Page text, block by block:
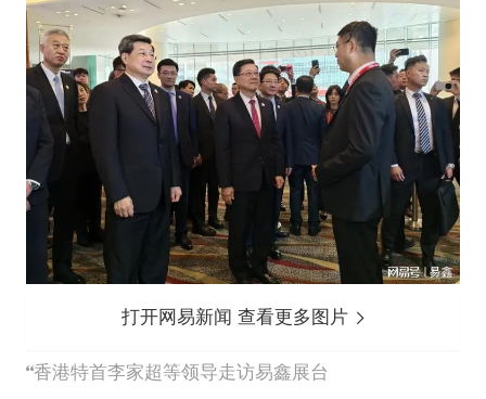
打开网易新闻 查看更多图片
香港特首李家超等领导走访易鑫展台